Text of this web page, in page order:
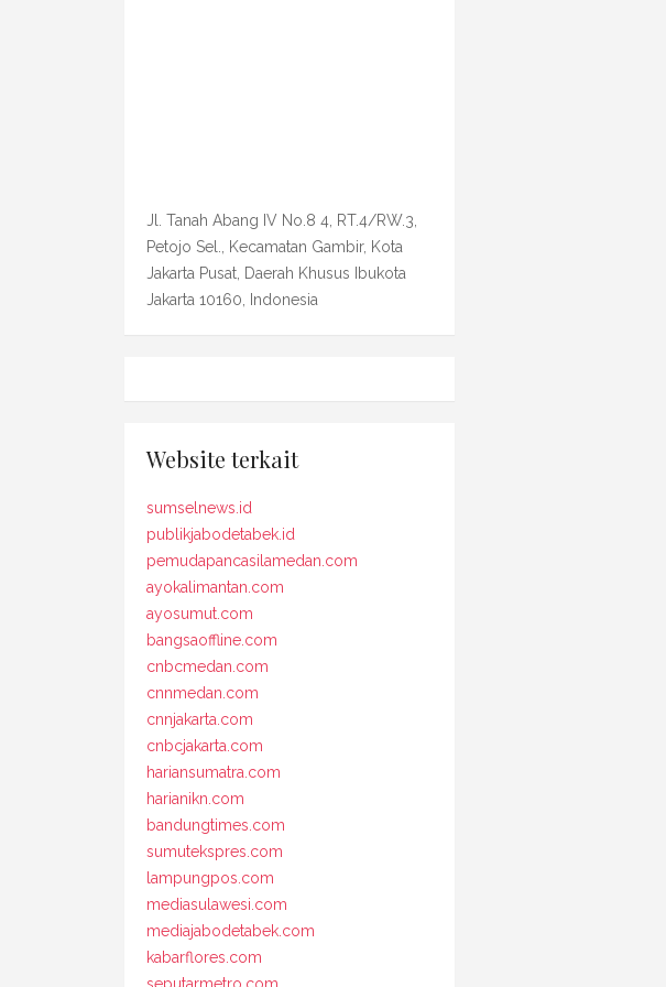
Jl. Tanah Abang IV No.8 4, RT.4/RW.3,
Petojo Sel., Kecamatan Gambir, Kota
Jakarta Pusat, Daerah Khusus Ibukota
Jakarta 10160, Indonesia
Website terkait
sumselnews.id
publikjabodetabek.id
pemudapancasilamedan.com
ayokalimantan.com
ayosumut.com
bangsaoffline.com
cnbcmedan.com
cnnmedan.com
cnnjakarta.com
cnbcjakarta.com
hariansumatra.com
harianikn.com
bandungtimes.com
sumutekspres.com
lampungpos.com
mediasulawesi.com
mediajabodetabek.com
kabarflores.com
seputarmetro.com